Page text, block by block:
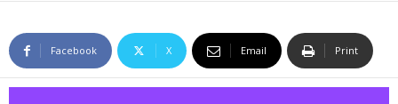
Facebook X Email Print